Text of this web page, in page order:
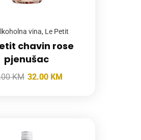
vina, Le Petit
chavin rose
pjenušac
KM 32.00 KM